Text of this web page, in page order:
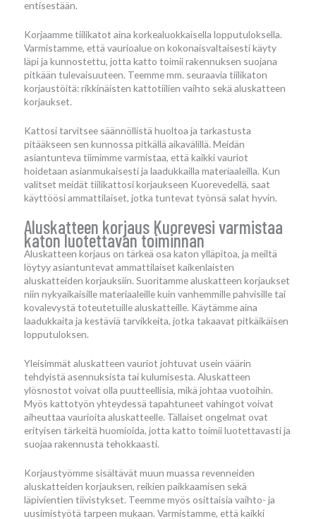
entisestään.
Korjaamme tiilikatot aina korkealuokkaisella lopputuloksella.
Varmistamme, että vaurioalue on kokonaisvaltaisesti käyty
läpi ja kunnostettu, jotta katto toimii rakennuksen suojana
pitkään tulevaisuuteen. Teemme mm. seuraavia tiilikaton
korjaustöitä: rikkinäisten kattotiilien vaihto sekä aluskatteen
korjaukset.
Kattosi tarvitsee säännöllistä huoltoa ja tarkastusta
pitääkseen sen kunnossa pitkällä aikavälillä. Meidän
asiantunteva tiimimme varmistaa, että kaikki vauriot
hoidetaan asianmukaisesti ja laadukkailla materiaaleilla. Kun
valitset meidät tiilikattosi korjaukseen Kuorevedellä, saat
käyttöösi ammattilaiset, jotka tuntevat työnsä salat hyvin.
Aluskatteen korjaus Kuorevesi varmistaa
katon luotettavan toiminnan
Aluskatteen korjaus on tärkeä osa katon ylläpitoa, ja meiltä
löytyy asiantuntevat ammattilaiset kaikenlaisten
aluskatteiden korjauksiin. Suoritamme aluskatteen korjaukset
niin nykyaikaisille materiaaleille kuin vanhemmille pahvisille tai
kovalevystä toteutetuille aluskatteille. Käytämme aina
laadukkaita ja kestäviä tarvikkeita, jotka takaavat pitkäikäisen
lopputuloksen.
Yleisimmät aluskatteen vauriot johtuvat usein väärin
tehdyistä asennuksista tai kulumisesta. Aluskatteen
ylösnostot voivat olla puutteellisia, mikä johtaa vuotoihin.
Myös kattotyön yhteydessä tapahtuneet vahingot voivat
aiheuttaa vaurioita aluskatteelle. Tällaiset ongelmat ovat
erityisen tärkeitä huomioida, jotta katto toimii luotettavasti ja
suojaa rakennusta tehokkaasti.
Korjaustyömme sisältävät muun muassa revenneiden
aluskatteiden korjauksen, reikien paikkaamisen sekä
läpivientien tiivistykset. Teemme myös osittaisia vaihto- ja
uusimistyötä tarpeen mukaan. Varmistamme, että kaikki